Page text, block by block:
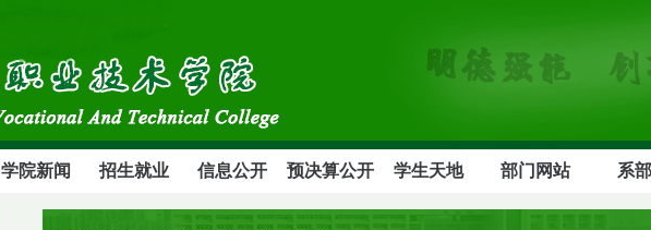
学院新闻 招生就业 信息公开 预决算公开 学生天地 部门网站 系